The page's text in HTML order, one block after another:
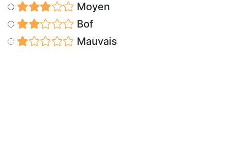
Moyen
Bof
Mauvais